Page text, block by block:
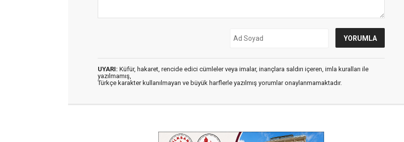
UYARI: Küfür, hakaret, rencide edici cümleler veya imalar, inançlara saldırı içeren, imla kuralları ile
yazılmamış,
Türkçe karakter kullanılmayan ve büyük harflerle yazılmış yorumlar onaylanmamaktadır.